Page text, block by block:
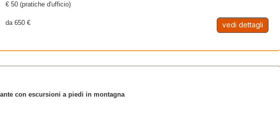
€ 50 (pratiche d'ufficio)
da 650 € vedi dettagli
con escursioni a piedi in montagna